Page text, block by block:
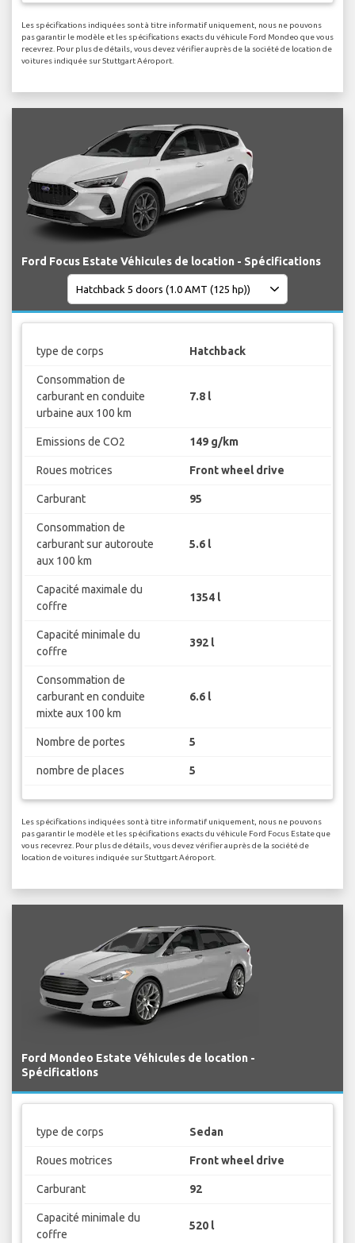
Les spécifications indiquées sont à titre informatif uniquement, nous ne pouvons
pas garantir le modèle et les spécifications exacts du véhicule Ford Mondeo que vous
recevrez. Pour plus de détails, vous devez vérifier auprès de la société de location de
voitures indiquée sur Stuttgart Aéroport.
Ford Focus Estate Véhicules de location - Spécifications
type de corps Hatchback
Consommation de
carburant en conduite
urbaine aux 100 km
7.8 l
Emissions de CO2 149 g/km
Roues motrices Front wheel drive
Carburant 95
Consommation de
carburant sur autoroute
aux 100 km
5.6 l
Capacité maximale du
coffre
1354 l
Capacité minimale du
coffre
392 l
Consommation de
carburant en conduite
mixte aux 100 km
6.6 l
Nombre de portes 5
nombre de places 5
Les spécifications indiquées sont à titre informatif uniquement, nous ne pouvons
pas garantir le modèle et les spécifications exacts du véhicule Ford Focus Estate que
vous recevrez. Pour plus de détails, vous devez vérifier auprès de la société de
location de voitures indiquée sur Stuttgart Aéroport.
Ford Mondeo Estate Véhicules de location -
Spécifications
type de corps Sedan
Roues motrices Front wheel drive
Carburant 92
Capacité minimale du
coffre
520 l